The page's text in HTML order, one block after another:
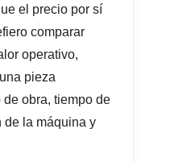
el precio por sí
comparar
operativo,
pieza
obra, tiempo de
de la máquina y